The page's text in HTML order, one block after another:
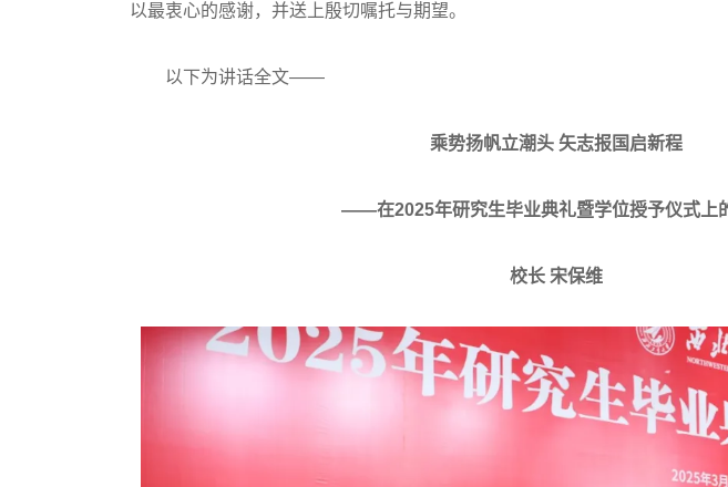
以最衷心的感谢，并送上殷切嘱托与期望。
以下为讲话全文——
乘势扬帆立潮头 矢志报国启新程
——在2025年研究生毕业典礼暨学位授予仪式上
校长 宋保维